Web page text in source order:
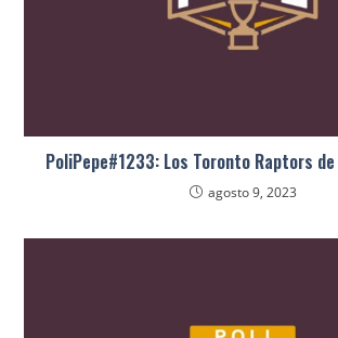
PoliPepe#1233: Los Toronto Raptors
agosto 9, 2023